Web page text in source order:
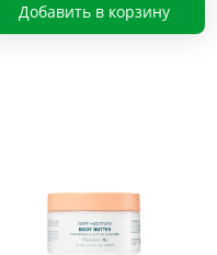
Добавить в корзину